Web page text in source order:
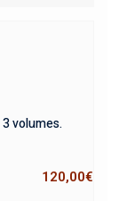
volumes.
120,00€